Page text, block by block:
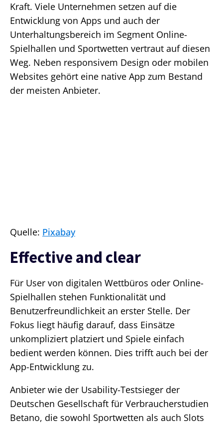
Kraft. Viele Unternehmen setzen auf die
Entwicklung von Apps und auch der
Unterhaltungsbereich im Segment Online-
Spielhallen und Sportwetten vertraut auf diesen
Weg. Neben responsivem Design oder mobilen
Websites gehört eine native App zum Bestand
der meisten Anbieter.
Quelle: Pixabay
Effective and clear
Für User von digitalen Wettbüros oder Online-
Spielhallen stehen Funktionalität und
Benutzerfreundlichkeit an erster Stelle. Der
Fokus liegt häufig darauf, dass Einsätze
unkompliziert platziert und Spiele einfach
bedient werden können. Dies trifft auch bei der
App-Entwicklung zu.
Anbieter wie der Usability-Testsieger der
Deutschen Gesellschaft für Verbraucherstudien
Betano, die sowohl Sportwetten als auch Slots